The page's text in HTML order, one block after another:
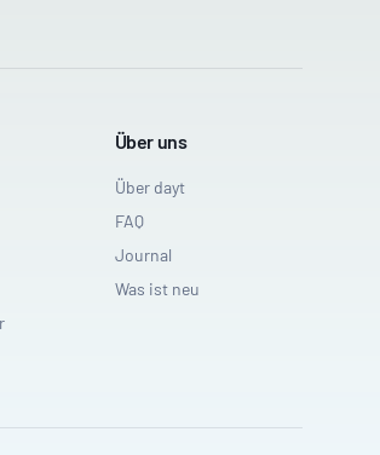
Über uns
Über dayt
FAQ
Journal
Was ist neu